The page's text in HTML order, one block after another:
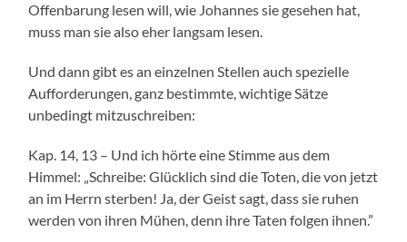
Offenbarung lesen will, wie Johannes sie gesehen hat,
muss man sie also eher langsam lesen.
Und dann gibt es an einzelnen Stellen auch spezielle
Aufforderungen, ganz bestimmte, wichtige Sätze
unbedingt mitzuschreiben:
Kap. 14, 13 – Und ich hörte eine Stimme aus dem
Himmel: „Schreibe: Glücklich sind die Toten, die von jetzt
an im Herrn sterben! Ja, der Geist sagt, dass sie ruhen
werden von ihren Mühen, denn ihre Taten folgen ihnen.”